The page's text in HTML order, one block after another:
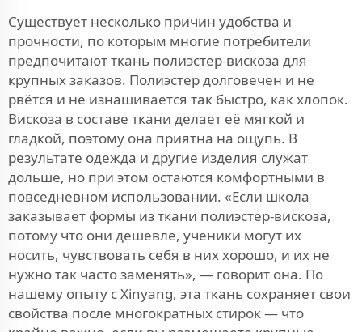
Существует несколько причин удобства и
прочности, по которым многие потребители
предпочитают ткань полиэстер-вискоза для
крупных заказов. Полиэстер долговечен и не
рвётся и не изнашивается так быстро, как хлопок.
Вискоза в составе ткани делает её мягкой и
гладкой, поэтому она приятна на ощупь. В
результате одежда и другие изделия служат
дольше, но при этом остаются комфортными в
повседневном использовании. «Если школа
заказывает формы из ткани полиэстер-вискоза,
потому что они дешевле, ученики могут их
носить, чувствовать себя в них хорошо, и их не
нужно так часто заменять», — говорит она. По
нашему опыту с Xinyang, эта ткань сохраняет свои
свойства после многократных стирок — что